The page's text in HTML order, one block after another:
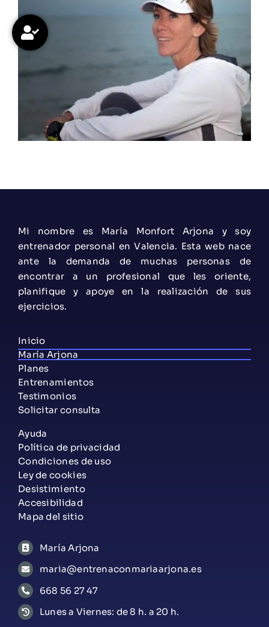
Mi nombre es María Monfort Arjona y soy
entrenador personal en Valencia. Esta web nace
ante la demanda de muchas personas de
encontrar a un profesional que les oriente,
planifique y apoye en la realización de sus
ejercicios.
Inicio
María Arjona
Planes
Entrenamientos
Testimonios
Solicitar consulta
Ayuda
Política de privacidad
Condiciones de uso
Ley de cookies
Desistimiento
Accesibilidad
Mapa del sitio
María Arjona
maria@entrenaconmariaarjona.es
668 56 27 47
Lunes a Viernes: de 8 h. a 20 h.